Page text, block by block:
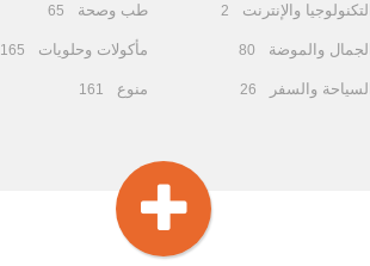
التكنولوجيا والإنترنت 2
الجمال والموضة 80
السياحة والسفر 26
طب وصحة 65
مأكولات وحلويات 165
منوع 161